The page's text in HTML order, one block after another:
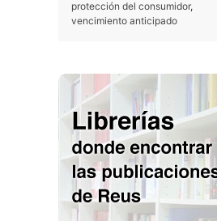
protección del consumidor,
vencimiento anticipado